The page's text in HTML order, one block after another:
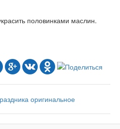
половинками маслин.
оригинальное